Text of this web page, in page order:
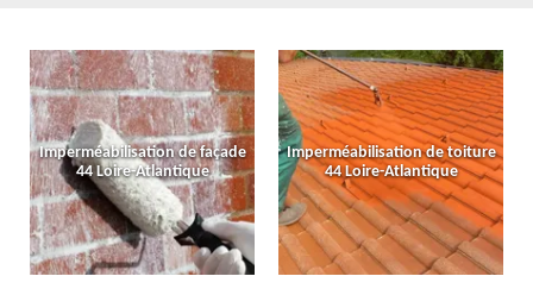
Imperméabilisation de façade
44 Loire-Atlantique
Imperméabilisation de toiture
44 Loire-Atlantique